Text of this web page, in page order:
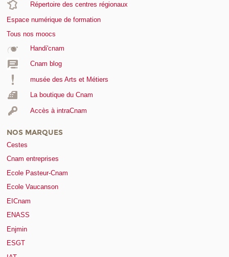
Répertoire des centres régionaux
Espace numérique de formation
Tous nos moocs
Handi'cnam
Cnam blog
musée des Arts et Métiers
La boutique du Cnam
Accès à intraCnam
NOS MARQUES
Cestes
Cnam entreprises
Ecole Pasteur-Cnam
Ecole Vaucanson
EICnam
ENASS
Enjmin
ESGT